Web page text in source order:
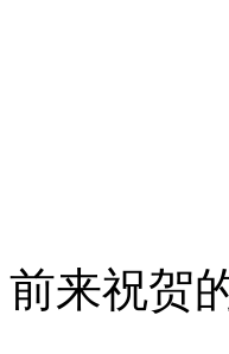
前来祝贺